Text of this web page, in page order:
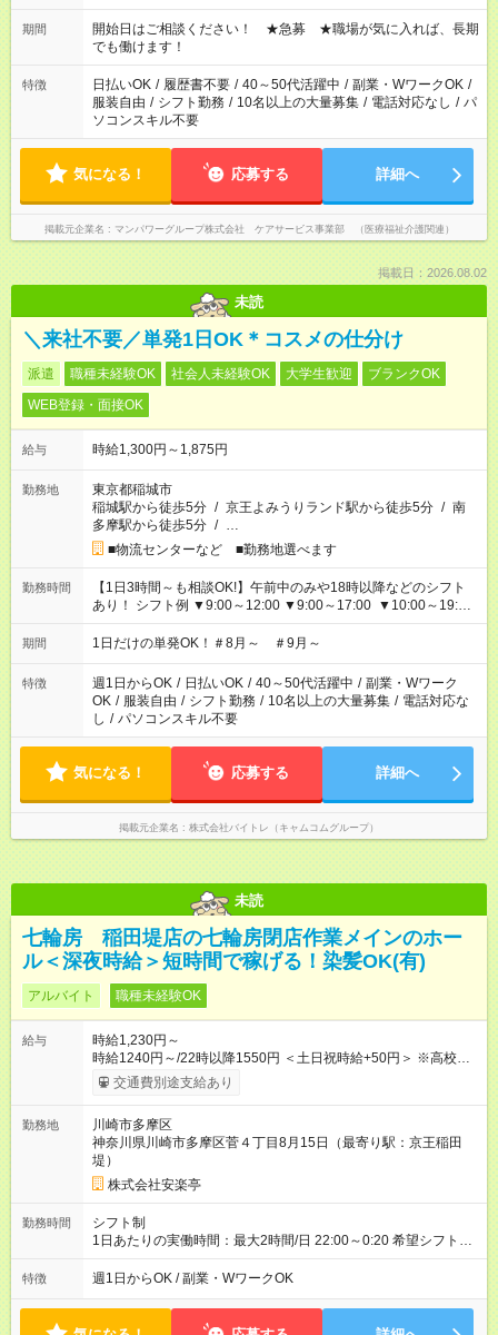
場合、他のお仕事と合わせ週40時間超の就業はご案内できませ
ん ※法令に基づき、週20時間以上勤務は社会保険への加入対象
となります ※労働者派遣法（日雇い派遣の原則禁止）により、
短時間・短期間の就業はご案内が難しい場合があります
期間
開始日はご相談ください！ ★急募 ★職場が気に入れば、長期
でも働けます！
特徴 日払いOK / 履歴書不要 / 40～50代活躍中 / 副業・WワークOK /
服装自由 / シフト勤務 / 10名以上の大量募集 / 電話対応なし / パ
ソコンスキル不要
気になる！ 応募する 詳細へ
掲載元企業名 マンパワーグループ株式会社 ケアサービス事業部 （医療福祉介護関連）
掲載日：2026.08.02
未読
＼来社不要／単発1日OK＊コスメの仕分け
派遣 職種未経験OK 社会人未経験OK 大学生歓迎
ブランクOK
WEB登録・面接OK
給与 時給1,300円～1,875円
勤務地
東京都稲城市
稲城駅から徒歩5分 / 京王よみうりランド駅から徒歩5分 / 南
多摩駅から徒歩5分 / …
■物流センターなど ■勤務地選べます
勤務時間
【1日3時間～も相談OK!】午前中のみや18時以降などのシフト
あり！ シフト例 ▼9:00～12:00 ▼9:00～17:00 ▼10:00～19:00
▼18:00～21:00
期間 1日だけの単発OK！＃8月～ ＃9月～
特徴 週1日からOK / 日払いOK / 40～50代活躍中 / 副業・Wワーク
OK / 服装自由 / シフト勤務 / 10名以上の大量募集 / 電話対応な
し / パソコンスキル不要
気になる！ 応募する 詳細へ
掲載元企業名 株式会社バイトレ（キャムコムグループ）
未読
七輪房 稲田堤店の七輪房閉店作業メインのホー
ル＜深夜時給＞短時間で稼げる！染髪OK(有)
アルバイト 職種未経験OK
給与
時給1,230円～
時給1240円～/22時以降1550円 ＜土日祝時給+50円＞ ※高校生
時給1230円 【試用期間】試用期間あり 試用期間の長さ：12ヶ
月 雇用形態、給与は本採用時と同じです。 ※最大12ヶ月の間
交通費別途支給あり
勤務地
川崎市多摩区
神奈川県川崎市多摩区菅４丁目8月15日（最寄り駅：京王稲田
堤）
株式会社安楽亭
勤務時間
シフト制
1日あたりの実働時間：最大2時間/日 22:00～0:20 希望シフト
制！ 週1日～・1日3時間～OK！ ※18歳未満・高校生は21:30ま
での勤務 ＊短時間OK！学業と両立◎ ＊週4日以上のしっかり勤
暇の予定に合わせてのシフト相談も可能！
特徴 週1日からOK / 副業・WワークOK